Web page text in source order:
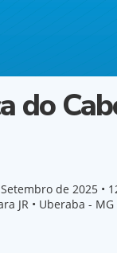
do
de 2025 •
JR • Uberaba - MG